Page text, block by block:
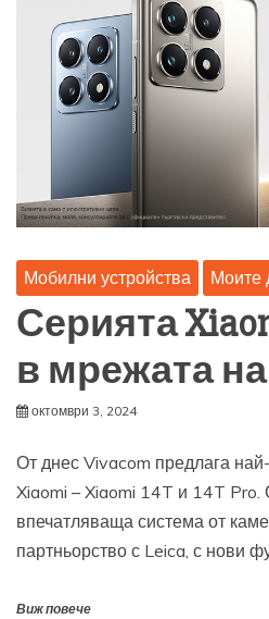
Мобилни устройства Моите
Серията
в мрежата на
октомври 3, 2024
От днес Vivacom предлага
Xiaomi – Xiaomi 14T и 14T
впечатляваща система от
партньорство с Leica, с нови
Виж повече